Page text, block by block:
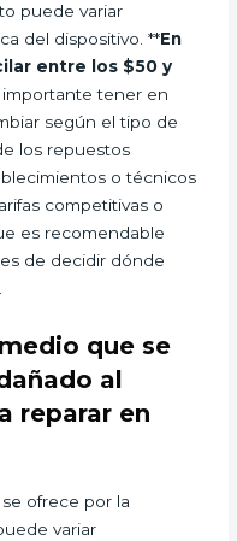
puede variar
del dispositivo. **En
entre los $50 y
importante tener en
según el tipo de
los repuestos
o técnicos
competitivas o
es recomendable
de decidir dónde
que se
al
reparar en
ofrece por la
variar